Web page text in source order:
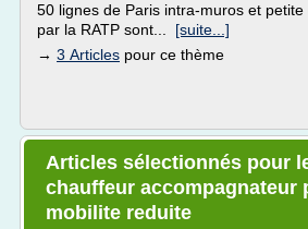
50 lignes de Paris intra-muros et
par la RATP sont... [suite...]
→ 3 Articles pour ce thème
Articles sélectionnés pour
chauffeur accompagnateur
mobilite reduite